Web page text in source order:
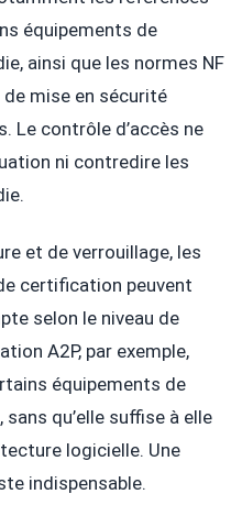
équipements de
ainsi que les normes NF
mise en sécurité
Le contrôle d’accès ne
ni contredire les
et de verrouillage, les
certification peuvent
selon le niveau de
A2P, par exemple,
équipements de
qu’elle suffise à elle
logicielle. Une
indispensable.